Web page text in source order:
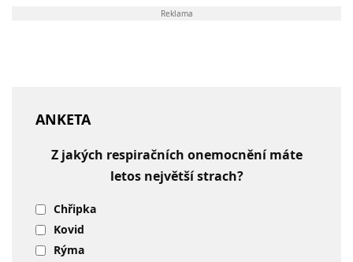
Reklama
ANKETA
Z jakých respiračních onemocnění máte
letos největší strach?
Chřipka
Kovid
Rýma